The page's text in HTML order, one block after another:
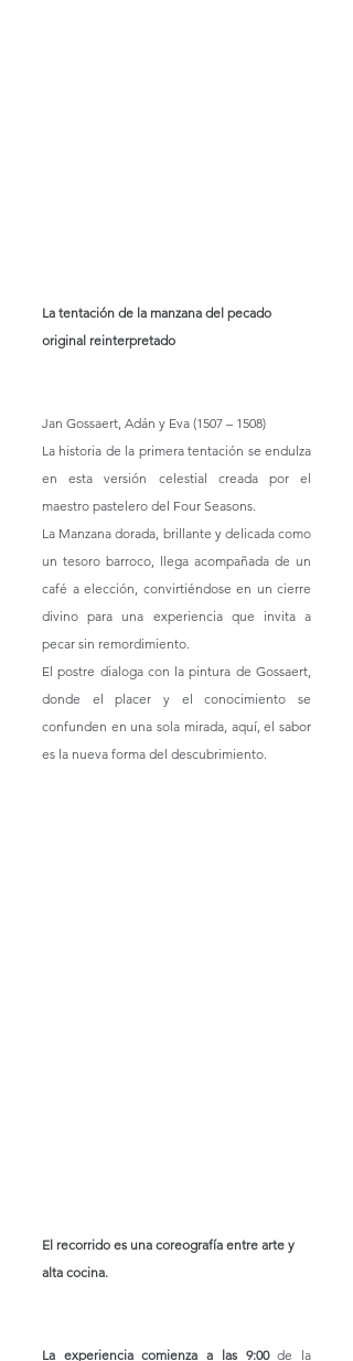
La tentación de la manzana del pecado
original reinterpretado
Jan Gossaert, Adán y Eva (1507 – 1508)
La historia de la primera tentación se endulza
en esta versión celestial creada por el
maestro pastelero del Four Seasons.
La Manzana dorada, brillante y delicada como
un tesoro barroco, llega acompañada de un
café a elección, convirtiéndose en un cierre
divino para una experiencia que invita a
pecar sin remordimiento.
El postre dialoga con la pintura de Gossaert,
donde el placer y el conocimiento se
confunden en una sola mirada, aquí, el sabor
es la nueva forma del descubrimiento.
El recorrido es una coreografía entre arte y
alta cocina.
La experiencia comienza a las 9:00 de la